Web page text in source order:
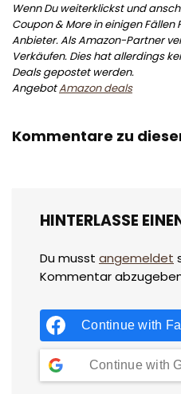
Wenn Du weiterklickst und
Coupon & More in einigen Fällen
Anbieter. Als Amazon-Partner
Verkäufen. Dies hat allerdings
Deals gepostet werden.
AngebotAmazon deals
Kommentare zu
HINTERLASSE
Du musst angemeldet
Kommentar
Continue with
Continue with